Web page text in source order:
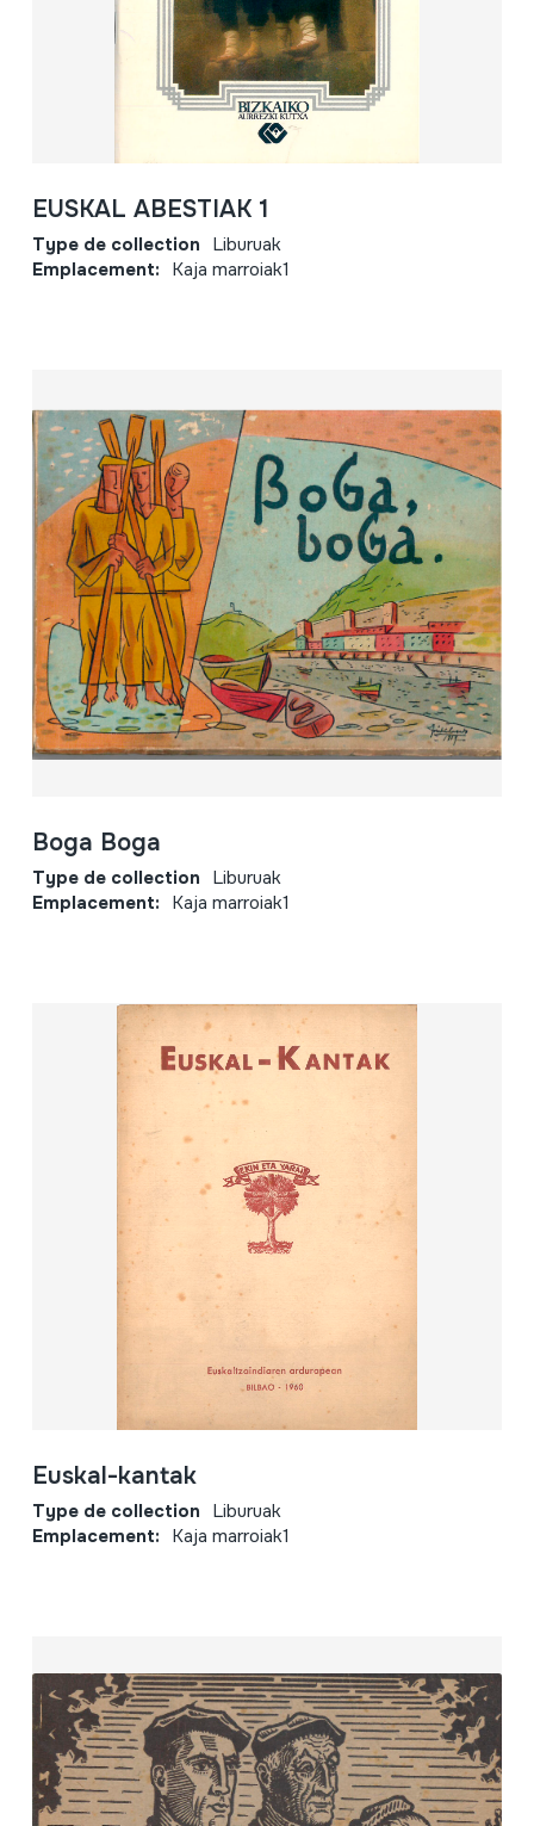
EUSKAL ABESTIAK 1
Type de collection Liburuak
Emplacement: Kaja marroiak1
Boga Boga
Type de collection Liburuak
Emplacement: Kaja marroiak1
Euskal-kantak
Type de collection Liburuak
Emplacement: Kaja marroiak1